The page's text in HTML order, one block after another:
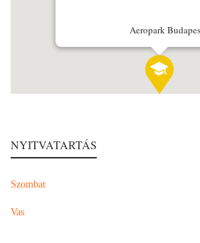
Aeropark
NYITVATARTÁS
Szombat
Vas